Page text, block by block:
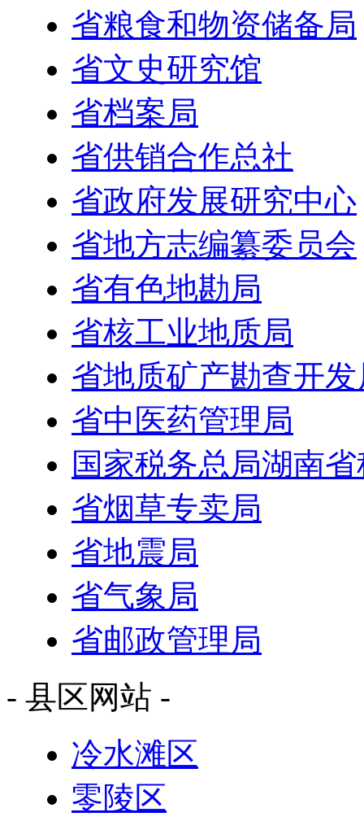
省粮食和物资储备局
省文史研究馆
省档案局
省供销合作总社
省政府发展研究中心
省地方志编纂委员会
省有色地勘局
省核工业地质局
省地质矿产勘查开发
省中医药管理局
国家税务总局湖南
省烟草专卖局
省地震局
省气象局
省邮政管理局
- 县区网站 -
冷水滩区
零陵区